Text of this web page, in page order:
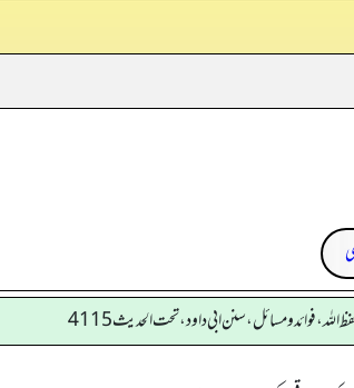
فوائد و مسائل، سنن ابي داود ، تحت الحديث 4115